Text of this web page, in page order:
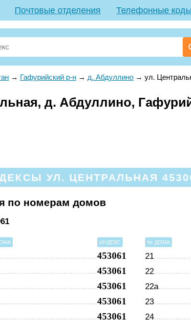
Почтовые отделения Телефонные коды
→ Гафурийский р-н → д. Абдуллино → ул.
д. Абдуллино,
УЛ. ЦЕНТРАЛЬНАЯ
по номерам домов
ИНДЕКС
453061
453061
453061
453061
453061
№ ДОМА
21
22
22а
23
24